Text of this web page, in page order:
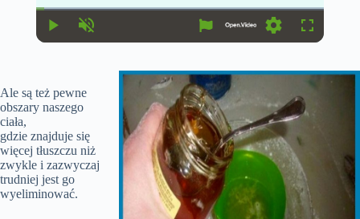
e
u
r
e
i
m
u
t
t
g
s
l
s
e
Ale są też pewne
obszary naszego
ciała,
gdzie znajduje się
więcej tłuszczu niż
zwykle i zazwyczaj
trudniej jest go
wyeliminować.